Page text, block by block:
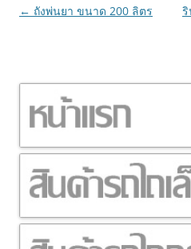
เมนู
← ถังพ่นยา ขนาด 200 ลิตร